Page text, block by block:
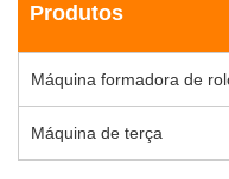
Produtos
Máquina formadora de
Máquina de terça